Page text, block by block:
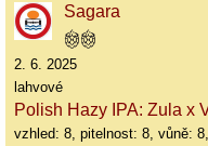
Sagara
2. 6. 2025
lahvové
Polish Hazy IPA: Zula x
vzhled: 8, pitelnost: 8, vůně: